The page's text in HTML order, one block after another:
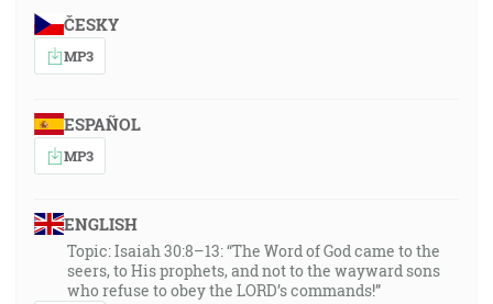
ČESKY
MP3
ESPAÑOL
MP3
ENGLISH
Topic: Isaiah 30:8–13: “The Word of God came to the
seers, to His prophets, and not to the wayward sons
who refuse to obey the LORD’s commands!”